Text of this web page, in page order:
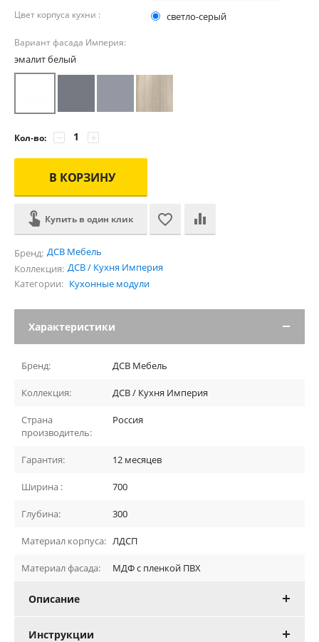
Цвет корпуса кухни :
светло-серый
Вариант фасада Империя:
эмалит белый
Кол-во: +
−
В КОРЗИНУ
Купить в один клик
Бренд: ДСВ Мебель
Коллекция: ДСВ / Кухня Империя
Категории: Кухонные модули
Характеристики
Бренд: ДСВ Мебель
Коллекция: ДСВ / Кухня Империя
Страна
производитель:
Россия
Гарантия: 12 месяцев
Ширина : 700
Глубина: 300
Материал корпуса: ЛДСП
Материал фасада: МДФ с пленкой ПВХ
Описание
Инструкции